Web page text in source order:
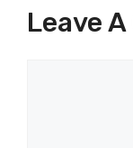
Leave